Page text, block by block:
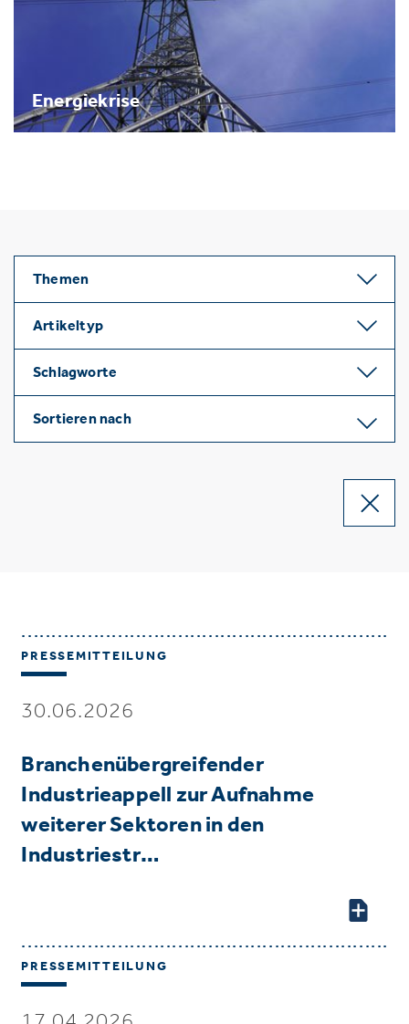
Energiekrise
Themen
Artikeltyp
Schlagworte
Sortieren nach
PRESSEMITTEILUNG
30.06.2026
Branchenübergreifender
Industrieappell zur Aufnahme
weiterer Sektoren in den
Industriestr…
PRESSEMITTEILUNG